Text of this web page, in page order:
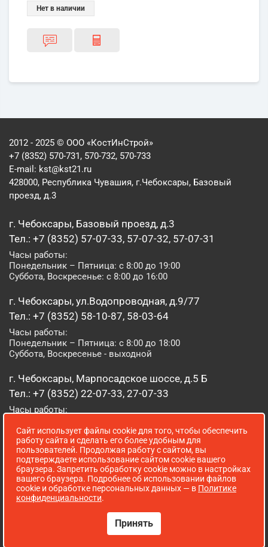
Нет в наличии
2012 - 2025 © ООО «КостИнСтрой»
+7 (8352) 570-731, 570-732, 570-733
E-mail: kst@kst21.ru
428000, Республика Чувашия, г.Чебоксары, Базовый
проезд, д.3
г. Чебоксары, Базовый проезд, д.3
Тел.: +7 (8352) 57-07-33, 57-07-32, 57-07-31
Часы работы:
Понедельник – Пятница: с 8:00 до 19:00
Суббота, Воскресенье: с 8:00 до 16:00
г. Чебоксары, ул.Водопроводная, д.9/77
Тел.: +7 (8352) 58-10-87, 58-03-64
Часы работы:
Понедельник – Пятница: с 8:00 до 18:00
Суббота, Воскресенье - выходной
г. Чебоксары, Марпосадское шоссе, д.5 Б
Тел.: +7 (8352) 22-07-33, 27-07-33
Часы работы:
Суббота, Воскресенье: с 8:00 до 16:00
г. Йошкар-Ола, ул. Луначарского, д. 52 А
Тел.: (8362) 41-07-31
Часы работы:
Понедельник – Пятница: с 8:00 до 18:00
Сопровождение сайта WebStroy
Сайт использует файлы cookie для того, чтобы обеспечить
работу сайта и сделать его более удобным для
пользователей. Продолжая работу с сайтом, вы
подтверждаете использование сайтом cookie вашего
браузера. Запретить обработку cookie можно в настройках
вашего браузера. Подробнее об использовании файлов
cookie и обработке персональных данных — в Политике
конфиденциальности.
Принять